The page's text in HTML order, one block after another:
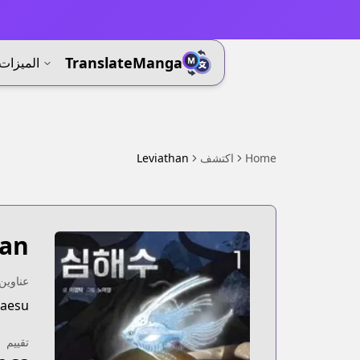
TranslateManga الميزات
Home اكتشف Leviathan
تقييم